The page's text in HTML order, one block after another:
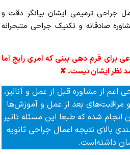
جراحی ترمیمی ایشان بیانگر دقت و
صادقانه و تکنیک جراحی متبحرانه
برای فرم دهی بینی که امری رایج اما
نظر ایشان نیست. ✘
اعم از مشاوره قبل از عمل و آنالیز،
بعد از عمل و آموزش‌ها
شده که طبعا این مسئله تاثیر
بالای نتیجه اعمال جراحی ثانویه
داشته‌است.